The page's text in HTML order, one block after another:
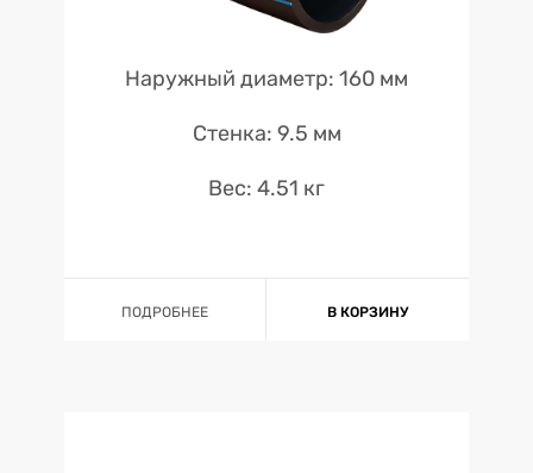
Наружный диаметр: 160 мм
Стенка: 9.5 мм
Вес: 4.51 кг
ПОДРОБНЕЕ В КОРЗИНУ